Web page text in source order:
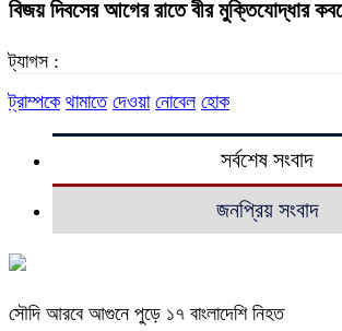
বিজয় দিবসের আগের রাতে বীর মুক্তিযোদ্ধার
ট্যাগস :
ট্রাম্পকে থামাতে দেওয়া নোবেল হোক
সর্বশেষ সংবাদ
জনপ্রিয় সংবাদ
সৌদি আরবে আগুনে পুড়ে ১৭ বাংলাদেশি নিহত